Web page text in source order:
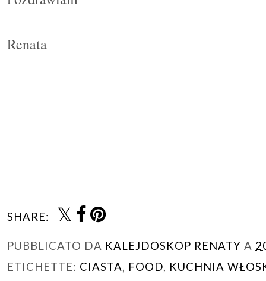
Renata
SHARE:
PUBBLICATO DA KALEJDOSKOP RENATY A
ETICHETTE: CIASTA, FOOD, KUCHNIA